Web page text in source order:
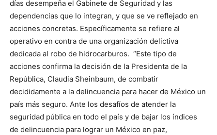
días desempeña el Gabinete de Seguridad y las
dependencias que lo integran, y que se ve reflejado en
acciones concretas. Específicamente se refiere al
operativo en contra de una organización delictiva
dedicada al robo de hidrocarburos. “Este tipo de
acciones confirma la decisión de la Presidenta de la
República, Claudia Sheinbaum, de combatir
decididamente a la delincuencia para hacer de México un
país más seguro. Ante los desafíos de atender la
seguridad pública en todo el país y de bajar los índices
de delincuencia para lograr un México en paz,